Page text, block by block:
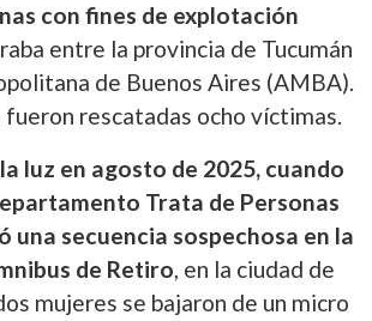
con fines de explotación
entre la provincia de Tucumán
de Buenos Aires (AMBA).
rescatadas ocho víctimas.
luz en agosto de 2025, cuando
Trata de Personas
una secuencia sospechosa en la
de Retiro, en la ciudad de
mujeres se bajaron de un micro